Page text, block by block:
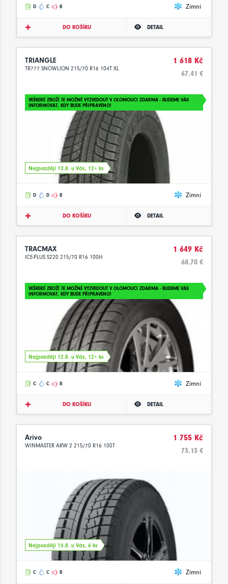
D C B Zimní
DO KOŠÍKU DETAIL
TRIANGLE
TR777 SNOWLION 215/70 R16 104T XL
1 618 Kč
67.41 €
VEŠKERÉ ZBOŽÍ JE MOŽNÉ VYZVEDOUT V OLOMOUCI ZDARMA - BUDEME VÁS
INFORMOVAT, KDY BUDE PŘIPRAVENO!
Nejpozději 12.8. u Vás, 12+ ks
D D B Zimní
DO KOŠÍKU DETAIL
TRACMAX
ICE-PLUS S220 215/70 R16 100H
1 649 Kč
68.70 €
VEŠKERÉ ZBOŽÍ JE MOŽNÉ VYZVEDOUT V OLOMOUCI ZDARMA - BUDEME VÁS
INFORMOVAT, KDY BUDE PŘIPRAVENO!
Nejpozději 12.8. u Vás, 12+ ks
C C B Zimní
DO KOŠÍKU DETAIL
Arivo
WINMASTER ARW 2 215/70 R16 100T
1 755 Kč
73.13 €
Nejpozději 13.8. u Vás, 6 ks
C C B Zimní